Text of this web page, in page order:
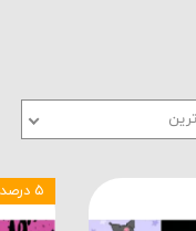
۵ درصد